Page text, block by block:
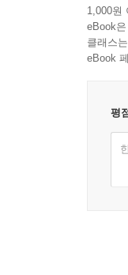
1,000원
eBook
클래스
eBook
평점